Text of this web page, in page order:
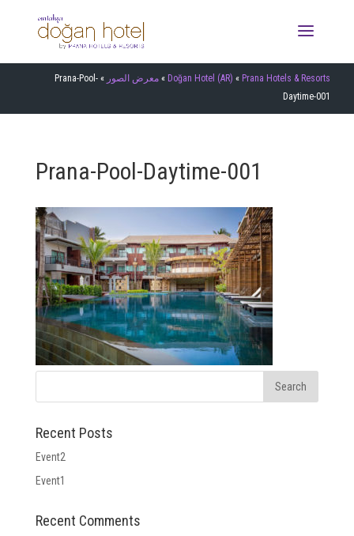
Prana Hotels & Resorts
»
Doğan Hotel (AR)
» معرض الصور »
Prana-Pool-
Daytime-001
Prana-Pool-Daytime-001
Recent Posts
Event2
Event1
Recent Comments